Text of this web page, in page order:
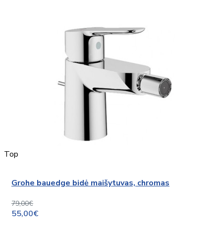
Top
Grohe bauedge bidė maišytuvas, chromas
79,00€
55,00€